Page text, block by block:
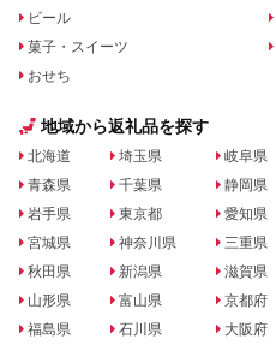
ビール
菓子・スイーツ
おせち
地域から返礼品を探す
北海道
青森県
岩手県
宮城県
秋田県
山形県
福島県
埼玉県
千葉県
東京都
神奈川県
新潟県
富山県
石川県
岐阜県
静岡県
愛知県
三重県
滋賀県
京都府
大阪府